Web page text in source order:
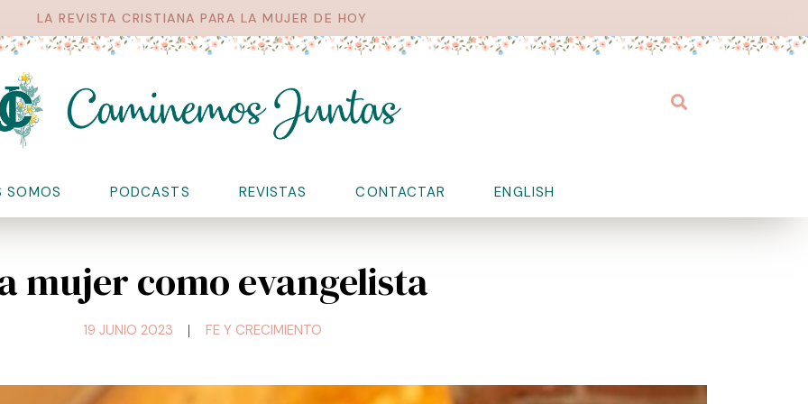
LA REVISTA CRISTIANA PARA LA MUJER DE HOY
Buscar
SOMOS PODCASTS REVISTAS CONTACTAR ENGLISH
mujer como evangelista
19 JUNIO 2023 FE Y CRECIMIENTO